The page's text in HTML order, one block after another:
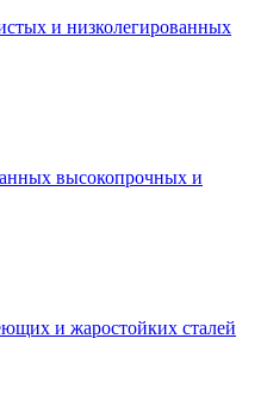
и низколегированных
высокопрочных и
и жаростойких сталей